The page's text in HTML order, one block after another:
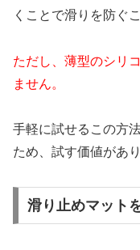
くことで滑りを防ぐ
ただし、薄型のシリ
ません。
手軽に試せるこの方
ため、試す価値があり
滑り止めマット